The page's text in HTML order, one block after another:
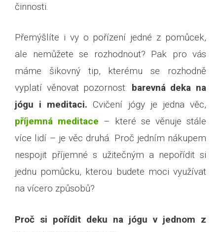
činnosti.
Přemýšlíte i vy o pořízení jedné z pomůcek,
ale nemůžete se rozhodnout? Pak pro vás
máme šikovný tip, kterému se rozhodně
vyplatí věnovat pozornost: barevná deka na
jógu i meditaci.Cvičení jógy je jedna věc,
příjemná meditace – které se věnuje stále
více lidí – je věc druhá. Proč jedním nákupem
nespojit příjemné s užitečným a nepořídit si
jednu pomůcku, kterou budete moci využívat
na vícero způsobů?
Proč si pořídit deku na jógu v jednom z